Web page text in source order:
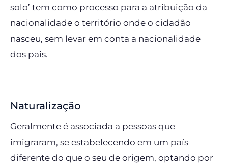
solo’ tem como processo para a atribuição da
nacionalidade o território onde o cidadão
nasceu, sem levar em conta a nacionalidade
dos pais.
Naturalização
Geralmente é associada a pessoas que
imigraram, se estabelecendo em um país
diferente do que o seu de origem, optando por